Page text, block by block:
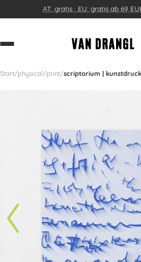
AT: gratis · EU: gratis ab 69
Start/physical /print/scriptorium | kunstdruck